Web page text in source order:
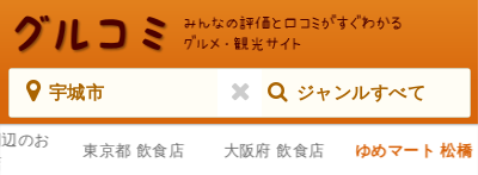
宇城市 ジャンルすべて
のお
東京都 飲食店 大阪府 飲食店 ゆめマート 松橋